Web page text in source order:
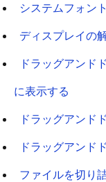
システムフォン
ディスプレイの
ドラッグアンド
に表示する
ドラッグアンド
ドラッグアンド
ファイルを切り